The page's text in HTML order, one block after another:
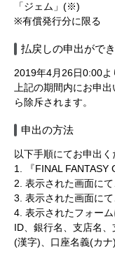
会社情報
SQUARE ENIX サイト内
「ジェム」(※)
※有償発行分に限る
払戻しの申出がで
2019年4月26日0:00
上記の期間内にお申
ら除斥されます。
申出の方法
以下手順にてお申出く
1. 『FINAL FANTASY
2. 表示された画面に
3. 表示された画面に
4. 表示されたフォー
ID、銀行名、支店名
(漢字)、口座名義(カナ